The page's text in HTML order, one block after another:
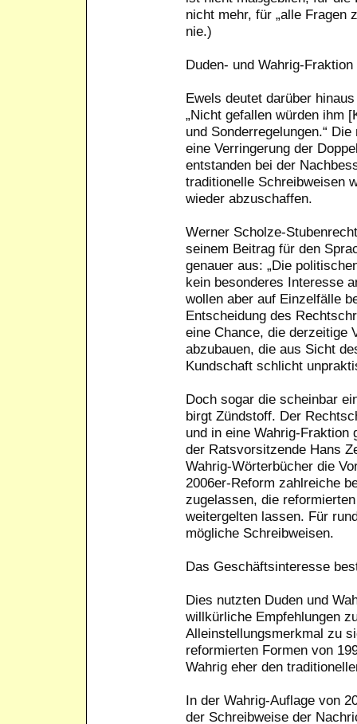
nicht mehr, für „alle Fragen
nie.)
Duden- und Wahrig-Fraktion
Ewels deutet darüber
„Nicht gefallen würden ihm
und Sonderregelungen.“
eine Verringerung der
entstanden bei der
traditionelle Schreibweisen
wieder abzuschaffen.
Werner Scholze-
seinem Beitrag für den
genauer aus: „Die
kein besonderes Interesse
wollen aber auf Einzelfälle
Entscheidung des
eine Chance, die derzeitige
abzubauen, die aus Sicht
Kundschaft schlicht
Doch sogar die scheinbar
birgt Zündstoff. Der
und in eine Wahrig-
der Ratsvorsitzende Hans
Wahrig-Wörterbücher die
2006er-Reform zahlreiche
zugelassen, die
weitergelten lassen. Für
mögliche Schreibweisen.
Das Geschäftsinteresse
Dies nutzten Duden und
willkürliche Empfehlungen
Alleinstellungsmerkmal zu
reformierten Formen von
Wahrig eher den
In der Wahrig-Auflage von
der Schreibweise der